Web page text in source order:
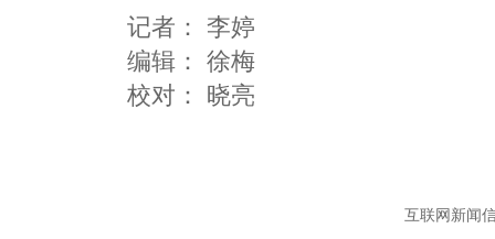
记者： 李婷
编辑： 徐梅
互联网新闻